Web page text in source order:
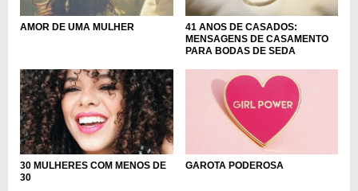
AMOR DE UMA MULHER
41 ANOS DE CASADOS:
MENSAGENS DE CASAMENTO
PARA BODAS DE SEDA
30 MULHERES COM MENOS DE
30
GAROTA PODEROSA